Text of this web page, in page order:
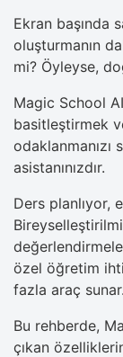
Ekran başında
oluşturmanın
mi? Öyleyse,
Magic School
basitleştirmek
odaklanmanızı
asistanınızdır.
Ders planlıyor,
özel öğretim
fazla araç sunar.
Bu rehberde,
çıkan